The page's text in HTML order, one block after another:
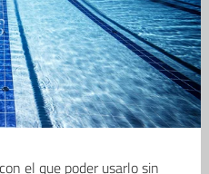
el que poder usarlo sin